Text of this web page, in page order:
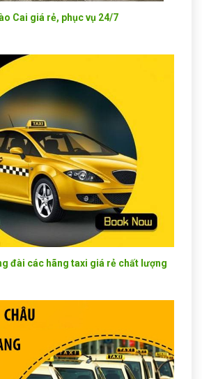
Cai giá rẻ, phục vụ 24/7
đài các hãng taxi giá rẻ chất lượng